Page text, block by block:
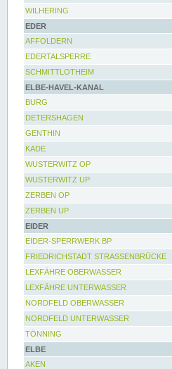
WILHERING
EDER
AFFOLDERN
EDERTALSPERRE
SCHMITTLOTHEIM
ELBE-HAVEL-KANAL
BURG
DETERSHAGEN
GENTHIN
KADE
WUSTERWITZ OP
WUSTERWITZ UP
ZERBEN OP
ZERBEN UP
EIDER
EIDER-SPERRWERK BP
FRIEDRICHSTADT STRASSENBRÜCKE
LEXFÄHRE OBERWASSER
LEXFÄHRE UNTERWASSER
NORDFELD OBERWASSER
NORDFELD UNTERWASSER
TÖNNING
ELBE
AKEN